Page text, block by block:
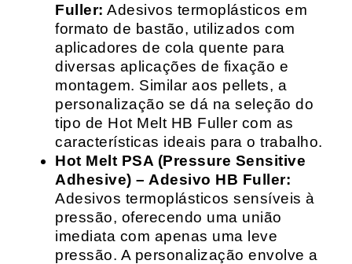
Fuller: Adesivos termoplásticos em
formato de bastão, utilizados com
aplicadores de cola quente para
diversas aplicações de fixação e
montagem. Similar aos pellets, a
personalização se dá na seleção do
tipo de Hot Melt HB Fuller com as
características ideais para o trabalho.
Hot Melt PSA (Pressure Sensitive
Adhesive) – Adesivo HB Fuller:
Adesivos termoplásticos sensíveis à
pressão, oferecendo uma união
imediata com apenas uma leve
pressão. A personalização envolve a